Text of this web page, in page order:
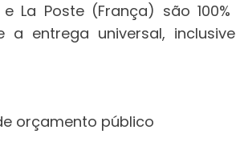
La Poste (França) são
entrega universal,
orçamento público